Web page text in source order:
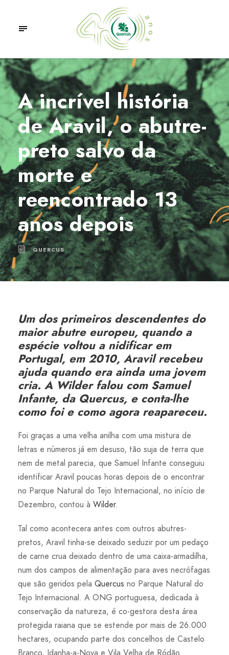
A incrível história
de Aravil, o abutre-
preto salvo da
morte e
reencontrado 13
anos depois
QUERCUS
Um dos primeiros descendentes do
maior abutre europeu, quando a
espécie voltou a nidificar em
Portugal, em 2010, Aravil recebeu
ajuda quando era ainda uma jovem
cria. A Wilder falou com Samuel
Infante, da Quercus, e conta-lhe
como foi e como agora reapareceu.
Foi graças a uma velha anilha com uma mistura de
letras e números já em desuso, tão suja de terra que
nem de metal parecia, que Samuel Infante conseguiu
identificar Aravil poucas horas depois de o encontrar
no Parque Natural do Tejo Internacional, no início de
Dezembro, contou à Wilder.
Tal como acontecera antes com outros abutres-
pretos, Aravil tinha-se deixado seduzir por um pedaço
de carne crua deixado dentro de uma caixa-armadilha,
num dos campos de alimentação para aves necrófagas
que são geridos pela Quercus no Parque Natural do
Tejo Internacional. A ONG portuguesa, dedicada à
conservação da natureza, é co-gestora desta área
protegida raiana que se estende por mais de 26.000
hectares, ocupando parte dos concelhos de Castelo